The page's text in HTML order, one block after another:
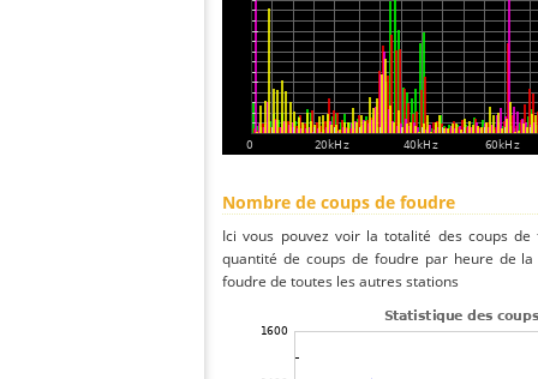
Nombre de coups de foudre
Ici vous pouvez voir la totalité des coups
quantité de coups de foudre par heure de
foudre de toutes les autres stations